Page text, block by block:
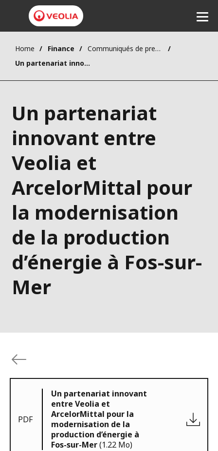
Home Finance
Communiqués de presse
Un partenariat innovant entre Veolia et ArcelorMittal pour la modernisation de la production d’énergie à Fos-sur-Mer
Un partenariat
innovant entre
Veolia et
ArcelorMittal pour
la modernisation
de la production
d’énergie à Fos-sur-
Mer
PDF
Un partenariat innovant
entre Veolia et
ArcelorMittal pour la
modernisation de la
production d’énergie à
Fos-sur-Mer(1.22 Mo)